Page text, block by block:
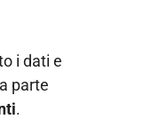
i dati e
parte
.